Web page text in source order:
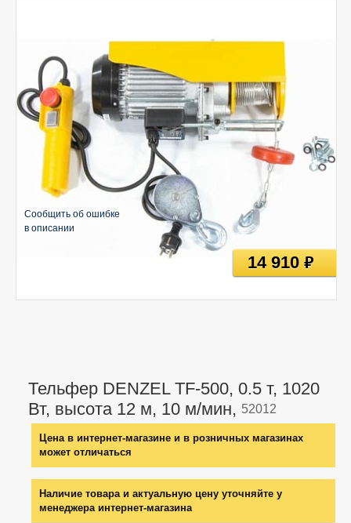
Тельфер DENZEL TF-500, 0.5 т, 1020
Вт, высота 12 м, 10 м/мин, 52012
Цена в интернет-магазине и в розничных магазинах
может отличаться
Наличие товара и актуальную цену уточняйте у
менеджера интернет-магазина
Сообщить об ошибке
в описании
14 910руб